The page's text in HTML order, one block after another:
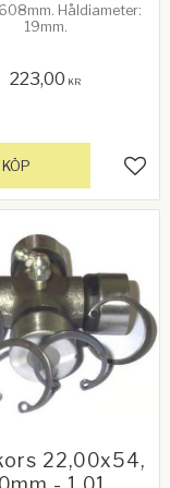
Håldiameter:
19mm.
223,00 KR
KÖP
22,00x54,